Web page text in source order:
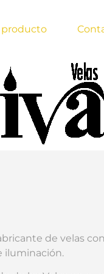
producto
de velas
iluminación.